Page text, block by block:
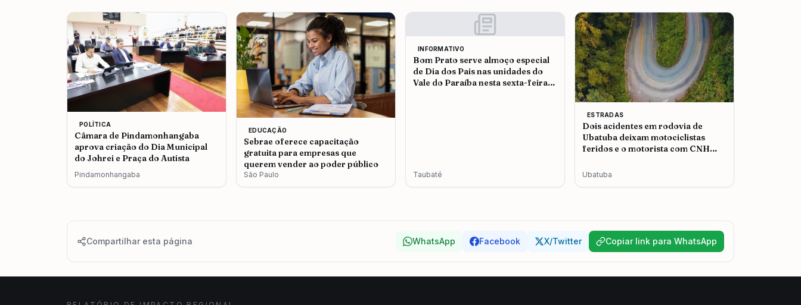
POLÍTICA
Câmara de Pindamonhangaba
aprova criação do Dia Municipal
do Johrei e Praça do Autista
Pindamonhangaba
EDUCAÇÃO
Sebrae oferece capacitação
gratuita para empresas que
querem vender ao poder público
São Paulo
INFORMATIVO
Bom Prato serve almoço especial
de Dia dos Pais nas unidades do
Vale do Paraíba nesta sexta-feira
Taubaté
ESTRADAS
Dois acidentes em rodovia de
Ubatuba deixam motociclistas
feridos e o motorista com CNH
Ubatuba
Compartilhar esta página WhatsApp Facebook X/Twitter Copiar link para WhatsApp